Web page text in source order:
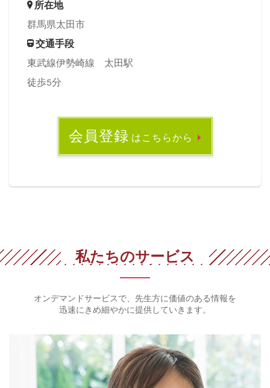
所在地
群馬県太田市
交通手段
東武線伊勢崎線 太田駅
徒歩5分
会員登録 はこちらから
私たちのサービス
オンデマンドサービスで、先生方に価値のある情報を
迅速にきめ細やかに提供していきます。